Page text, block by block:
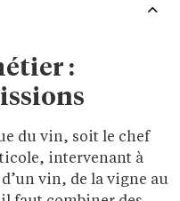
:
du vin, soit le chef
intervenant à
vin, de la vigne au